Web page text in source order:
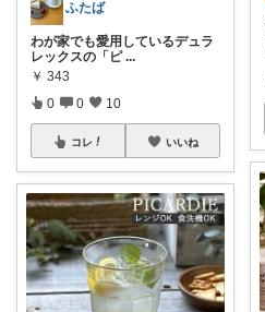
ふたば
わが家でも愛用しているデュラ
レックスの「ピ ...
￥ 343
0 0 10
コレ いいね